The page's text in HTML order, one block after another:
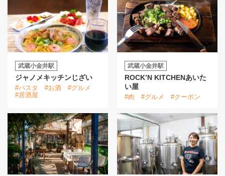
武蔵小金井駅
ジャノメキッチンじざい
#パスタ #お酒
#グルメ
#居酒屋
武蔵小金井駅
ROCK’N KITCHENあいた
い屋
#肉 #グルメ #クーポン